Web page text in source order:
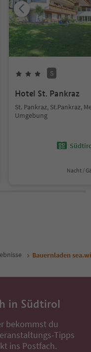
S
Hotel St. Pankraz
St. Pankraz, St.Pankraz,
Umgebung
Nacht /
Bauernladen
in Südtirol
bekommst du
Tipps
ins Postfach.